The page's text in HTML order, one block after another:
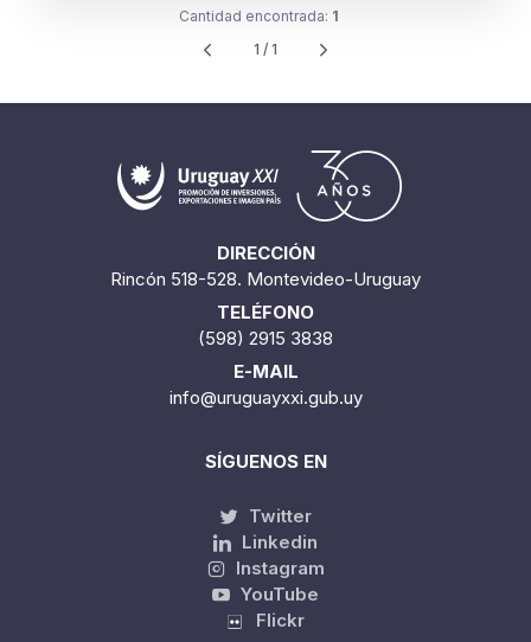
Cantidad encontrada: 1
1 / 1
DIRECCIÓN
Rincón 518-528. Montevideo-Uruguay
TELÉFONO
(598) 2915 3838
E-MAIL
info@uruguayxxi.gub.uy
SÍGUENOS EN
Twitter
Linkedin
Instagram
YouTube
Flickr